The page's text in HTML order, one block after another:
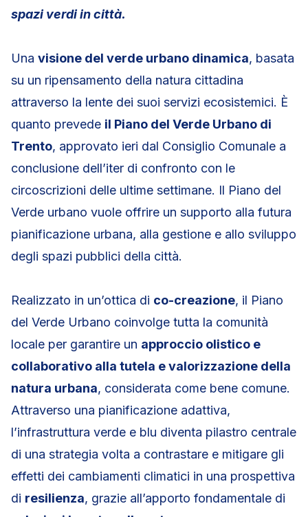
spazi verdi in città.
Una visione del verde urbano dinamica, basata
su un ripensamento della natura cittadina
attraverso la lente dei suoi servizi ecosistemici. È
quanto prevede il Piano del Verde Urbano di
Trento, approvato ieri dal Consiglio Comunale a
conclusione dell’iter di confronto con le
circoscrizioni delle ultime settimane. Il Piano del
Verde urbano vuole offrire un supporto alla futura
pianificazione urbana, alla gestione e allo sviluppo
degli spazi pubblici della città.
Realizzato in un’ottica di co-creazione, il Piano
del Verde Urbano coinvolge tutta la comunità
locale per garantire un approccio olistico e
collaborativo alla tutela e valorizzazione della
natura urbana, considerata come bene comune.
Attraverso una pianificazione adattiva,
l’infrastruttura verde e blu diventa pilastro centrale
di una strategia volta a contrastare e mitigare gli
effetti dei cambiamenti climatici in una prospettiva
di resilienza, grazie all’apporto fondamentale di